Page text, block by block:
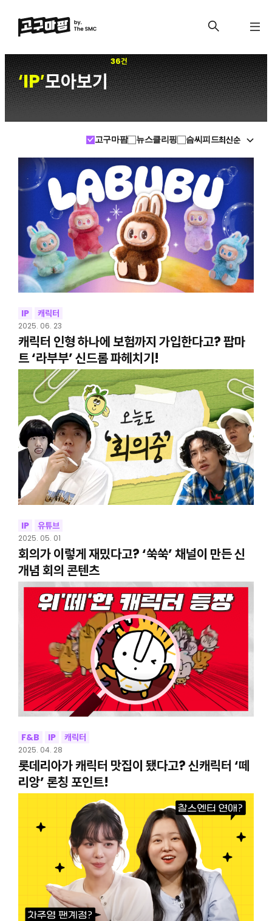
‘IP’모아보기
36건
고구마팜 뉴스클리핑 슴씨피드최신순
IP 캐릭터
2025. 06. 23
캐릭터 인형 하나에 보험까지 가입한다고? 팝마
트 ‘라부부’ 신드롬 파헤치기!
IP 유튜브
2025. 05. 01
회의가 이렇게 재밌다고? ‘쑥쑥’ 채널이 만든 신
개념 회의 콘텐츠
F&B IP 캐릭터
2025. 04. 28
롯데리아가 캐릭터 맛집이 됐다고? 신캐릭터 ‘떼
리앙’ 론칭 포인트!